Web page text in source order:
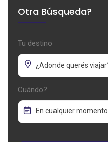
Otra Búsqueda?
Tu destino
Cuándo?
En cualquier momento